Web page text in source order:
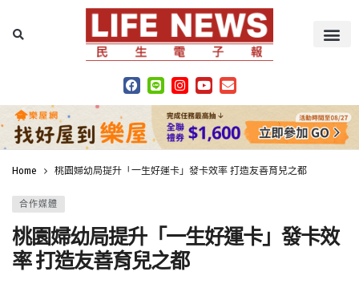
Home 桃園婦幼局提升「一生好運卡」發卡效率 打造友善育兒之都
合作媒體
桃園婦幼局提升「一生好運卡」發卡效
率 打造友善育兒之都